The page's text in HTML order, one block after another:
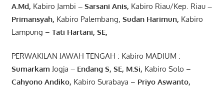
A.Md, Kabiro Jambi – Sarsani Anis, Kabiro Riau/Kep. Riau–
Primansyah, Kabiro Palembang, Sudan Harimun, Kabiro
Lampung – Tati Hartani, SE,
PERWAKILAN JAWAH TENGAH : Kabiro MADIUM :
Sumarkam Jogja – EndangS, SE, M.Si, Kabiro Solo –
Cahyono Andiko, Kabiro Surabaya – Priyo Aswanto,